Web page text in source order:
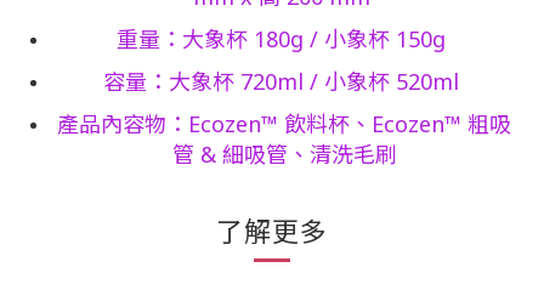
重量：大象杯 180g / 小象杯 150g
容量：大象杯 720ml / 小象杯 520ml
產品內容物：Ecozen™ 飲料杯、Ecozen™ 粗吸
管 & 細吸管、清洗毛刷
了解更多